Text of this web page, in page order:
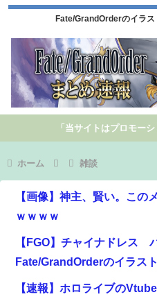
Fate/GrandOrderのイラ
「当サイトはプロモー
ホーム 雑談
【画像】神主、賢い。この
ｗｗｗｗ
【FGO】チャイナドレス
Fate/GrandOrderのイラス
【速報】ホロライブの